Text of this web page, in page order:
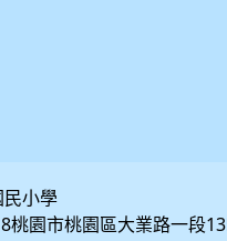
小學
桃園市桃園區大業路一段